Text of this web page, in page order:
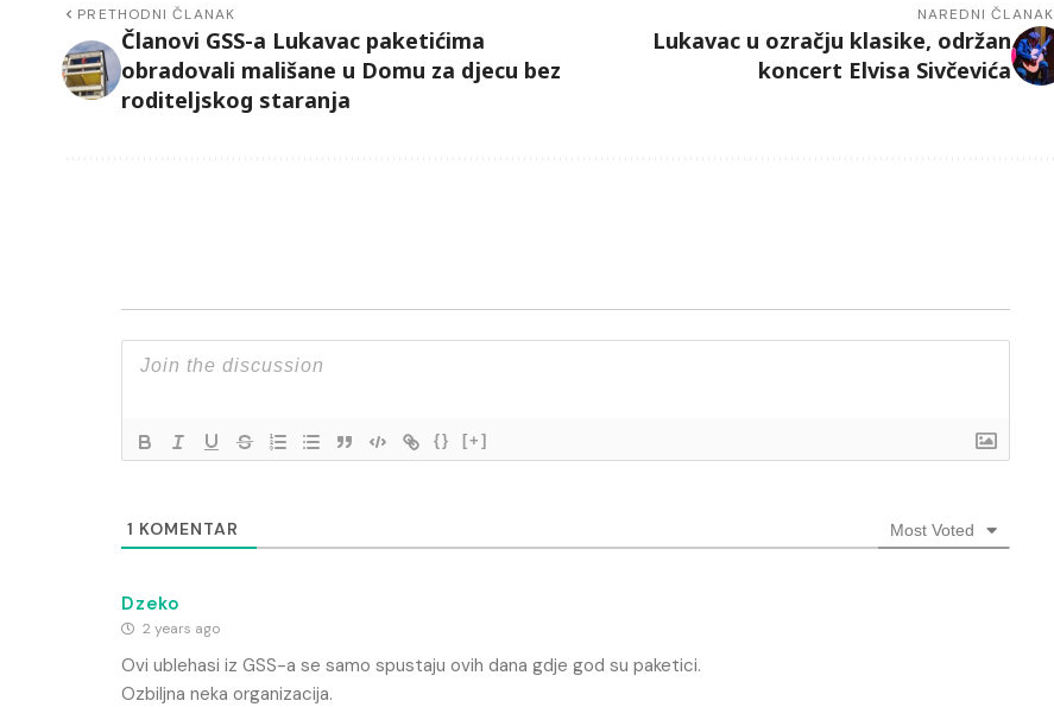
PRETHODNI ČLANAK
Članovi GSS-a Lukavac paketićima
obradovali mališane u Domu za djecu bez
roditeljskog staranja
NAREDNI ČLANAK
Lukavac u ozračju klasike, održan
koncert Elvisa Sivčevića
{} [+]
1 KOMENTAR Most Voted
Dzeko
2 years ago
Ovi ublehasi iz GSS-a se samo spustaju ovih dana gdje god su paketici.
Ozbiljna neka organizacija.